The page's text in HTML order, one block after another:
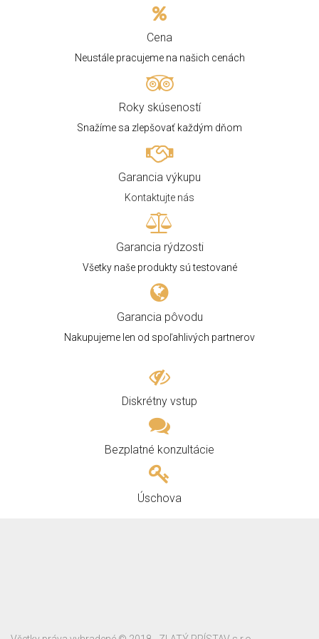
Cena
Neustále pracujeme na našich cenách
Roky skúseností
Snažíme sa zlepšovať každým dňom
Garancia výkupu
Kontaktujte nás
Garancia rýdzosti
Všetky naše produkty sú testované
Garancia pôvodu
Nakupujeme len od spoľahlivých partnerov
Diskrétny vstup
Bezplatné konzultácie
Úschova